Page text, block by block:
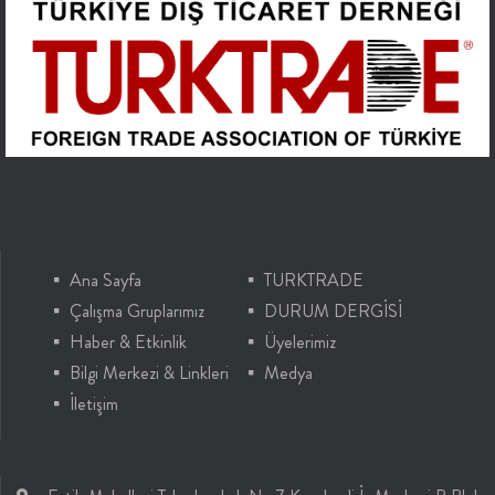
Ana Sayfa
TURKTRADE
Çalışma Gruplarımız
DURUM DERGİSİ
Haber & Etkinlik
Üyelerimiz
Bilgi Merkezi & Linkleri
Medya
İletişim